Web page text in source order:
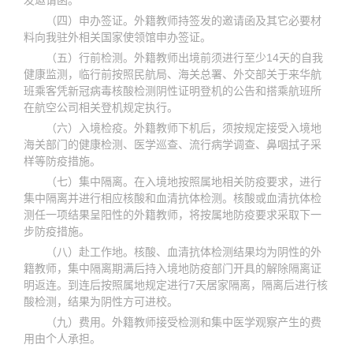
（四）申办签证。外籍教师持签发的邀请函及其它必要材
料向我驻外相关国家使领馆申办签证。
（五）行前检测。外籍教师出境前须进行至少14天的自我
健康监测，临行前按照民航局、海关总署、外交部关于来华航
班乘客凭新冠病毒核酸检测阴性证明登机的公告和搭乘航班所
在航空公司相关登机规定执行。
（六）入境检疫。外籍教师下机后，须按规定接受入境地
海关部门的健康检测、医学巡查、流行病学调查、鼻咽拭子采
样等防疫措施。
（七）集中隔离。在入境地按照属地相关防疫要求，进行
集中隔离并进行相应核酸和血清抗体检测。核酸或血清抗体检
测任一项结果呈阳性的外籍教师，将按属地防疫要求采取下一
步防疫措施。
（八）赴工作地。核酸、血清抗体检测结果均为阴性的外
籍教师，集中隔离期满后持入境地防疫部门开具的解除隔离证
明返连。到连后按照属地规定进行7天居家隔离，隔离后进行核
酸检测，结果为阴性方可进校。
（九）费用。外籍教师接受检测和集中医学观察产生的费
用由个人承担。